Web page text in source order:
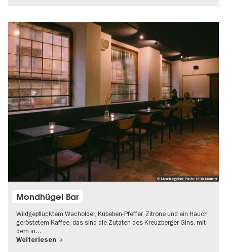
© Mondhuegelbar, Photo: Laura Markert
Mondhügel Bar
Wildgepflücktem Wacholder, Kubeben-Pfeffer, Zitrone und ein Hauch
geröstetem Kaffee, das sind die Zutaten des Kreuzberger Gins, mit
dem in…
Weiterlesen